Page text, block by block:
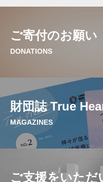
ご寄付のお願い
DONATIONS
財団誌 True
MAGAZINES
ご支援をいただ